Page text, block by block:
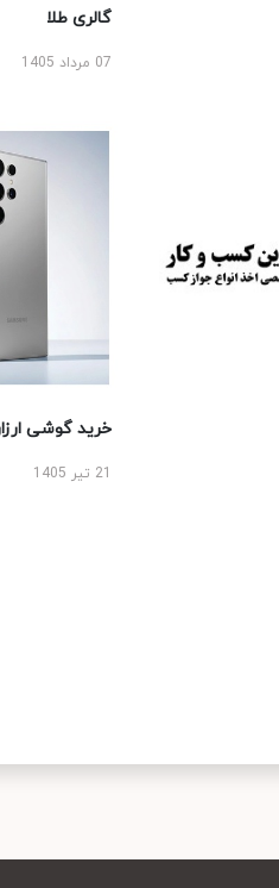
گالری طلا
07 مرداد 1405
خرید گوشی ارزان